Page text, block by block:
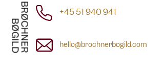
+45 51 940 941
hello@brochnerbogild.com